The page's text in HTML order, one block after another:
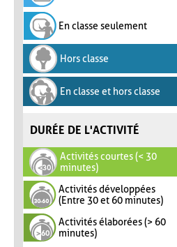
En classe seulement
Hors classe
En classe et hors classe
DURÉE DE L'ACTIVITÉ
Activités courtes (< 30
minutes)
Activités développées
(Entre 30 et 60 minutes)
Activités élaborées (> 60
minutes)